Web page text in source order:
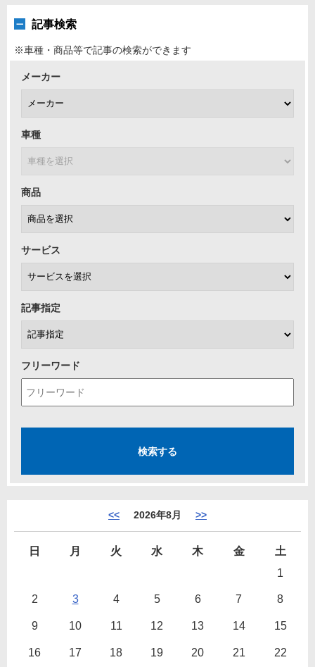
記事検索
※車種・商品等で記事の検索ができます
メーカー
車種
商品
サービス
記事指定
フリーワード
<< 2026年8月 >>
日 月 火 水 木 金
土
1
2 3 4 5 6 7 8
9 10 11 12 13 14 15
16 17 18 19 20 21 22